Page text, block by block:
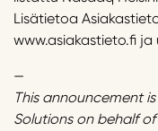
Lisätietoa
www.asiakastieto.fi ja
—
This announcement
Solutions on behalf